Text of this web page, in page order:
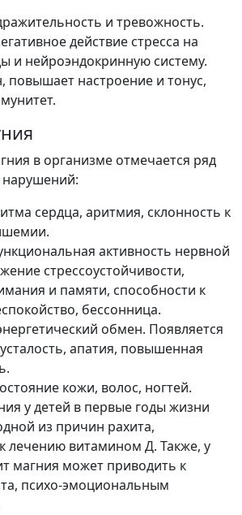
и тревожность.
действие стресса на
и нейроэндокринную систему.
повышает настроение и тонус,
в организме отмечается ряд
сердца, аритмия, склонность к
активность нервной
стрессоустойчивости,
и памяти, способности к
бессонница.
обмен. Появляется
апатия, повышенная
кожи, волос, ногтей.
у детей в первые годы жизни
из причин рахита,
лечению витамином Д. Также, у
магния может приводить к
психо-эмоциональным